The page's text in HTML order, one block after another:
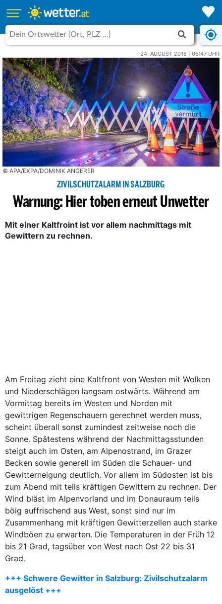
24. AUGUST 2018 | 06:47 UHR
© APA/EXPA/DOMINIK ANGERER
ZIVILSCHUTZALARM IN SALZBURG
Warnung: Hier toben erneut Unwetter
Mit einer Kaltfroint ist vor allem nachmittags mit
Gewittern zu rechnen.
Am Freitag zieht eine Kaltfront von Westen mit Wolken
und Niederschlägen langsam ostwärts. Während am
Vormittag bereits im Westen und Norden mit
gewittrigen Regenschauern gerechnet werden muss,
scheint überall sonst zumindest zeitweise noch die
Sonne. Spätestens während der Nachmittagsstunden
steigt auch im Osten, am Alpenostrand, im Grazer
Becken sowie generell im Süden die Schauer- und
Gewitterneigung deutlich. Vor allem im Südosten ist bis
zum Abend mit teils kräftigen Gewittern zu rechnen. Der
Wind bläst im Alpenvorland und im Donauraum teils
böig auffrischend aus West, sonst sind nur im
Zusammenhang mit kräftigen Gewitterzellen auch starke
Windböen zu erwarten. Die Temperaturen in der Früh 12
bis 21 Grad, tagsüber von West nach Ost 22 bis 31
Grad.
+++ Schwere Gewitter in Salzburg: Zivilschutzalarm
ausgelöst +++